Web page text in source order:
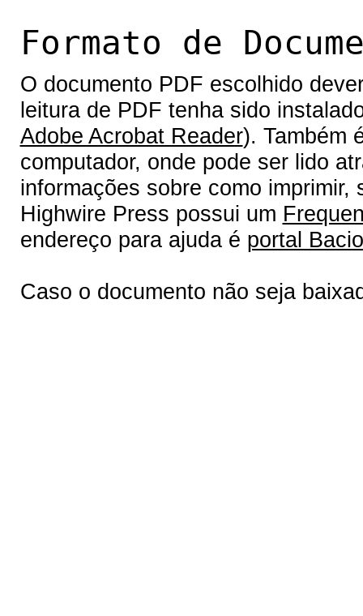
Formato de
O documento PDF escolhido
leitura de PDF tenha sido
Adobe Acrobat Reader). Também
computador, onde pode ser lido
informações sobre como
Highwire Press possui um
endereço para ajuda é portal
Caso o documento não seja